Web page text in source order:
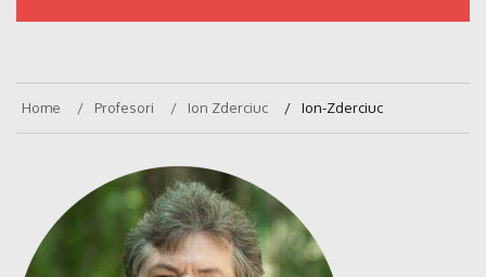
Home Profesori Ion Zderciuc Ion-Zderciuc